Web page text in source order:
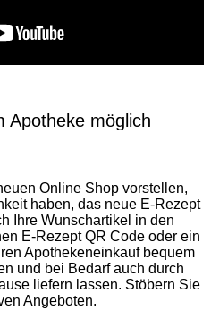
Apotheke möglich
Online Shop vorstellen,
haben, das neue E-Rezept
Ihre Wunschartikel in den
E-Rezept QR Code oder ein
Apothekeneinkauf bequem
und bei Bedarf auch durch
liefern lassen. Stöbern Sie
Angeboten.